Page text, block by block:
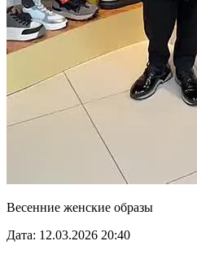
Весенние женские образы
Дата: 12.03.2026 20:40